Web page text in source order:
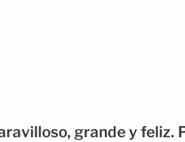
grande y feliz.